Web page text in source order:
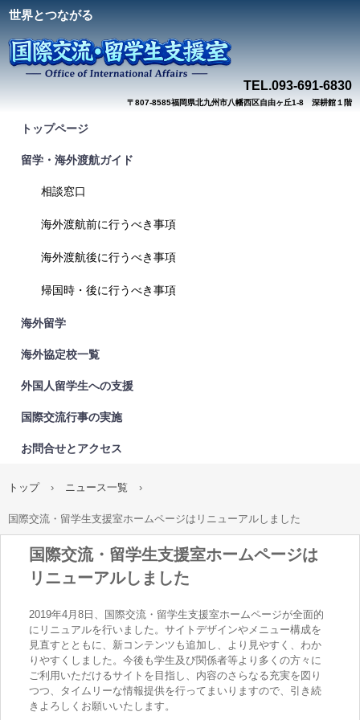
世界とつながる
TEL.093-691-6830
〒807-8585福岡県北九州市八幡西区自由ヶ丘1-8 深耕館１階
トップページ
留学・海外渡航ガイド
相談窓口
海外渡航前に行うべき事項
海外渡航後に行うべき事項
帰国時・後に行うべき事項
海外留学
海外協定校一覧
外国人留学生への支援
国際交流行事の実施
お問合せとアクセス
トップ › ニュース一覧 ›
国際交流・留学生支援室ホームページはリニューアルしました
国際交流・留学生支援室ホームページは
リニューアルしました
2019年4月8日、国際交流・留学生支援室ホームページが全面的
にリニュアルを行いました。サイトデザインやメニュー構成を
見直すとともに、新コンテンツも追加し、より見やすく、わか
りやすくしました。今後も学生及び関係者等より多くの方々に
ご利用いただけるサイトを目指し、内容のさらなる充実を図り
つつ、タイムリーな情報提供を行ってまいりますので、引き続
きよろしくお願いいたします。